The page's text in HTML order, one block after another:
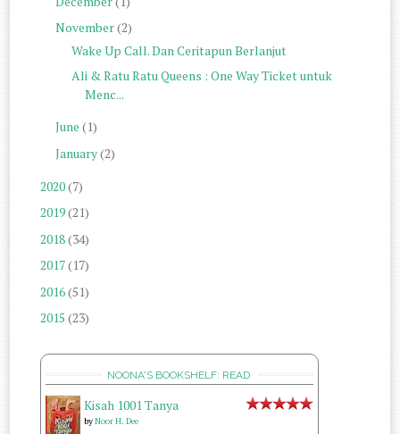
November(2)
Wake Up Call. Dan Ceritapun Berlanjut
Ali & Ratu Ratu Queens : One Way Ticket untuk
Menc...
June (1)
January(2)
2020(7)
2019(21)
2018(34)
2017(17)
2016(51)
2015 (23)
NOONA'S BOOKSHELF: READ
Kisah 1001 Tanya
byNoor H. Dee